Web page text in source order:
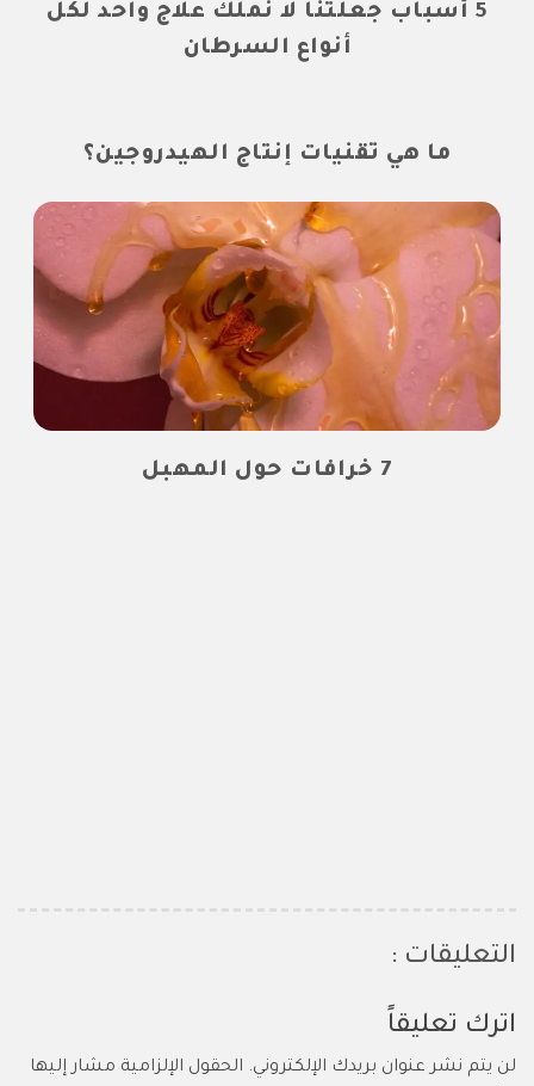
5 أسباب جعلتنا لا نملُك علاج واحد لكل
أنواع السرطان
ما هي تقنيات إنتاج الهيدروجين؟
7 خرافات حول المهبل
التعليقات :
اترك تعليقاً
لن يتم نشر عنوان بريدك الإلكتروني. الحقول الإلزامية مشار إليها